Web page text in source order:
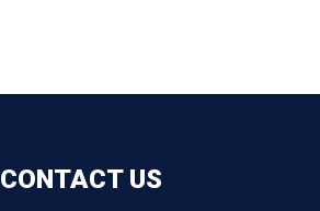
CONTACT US